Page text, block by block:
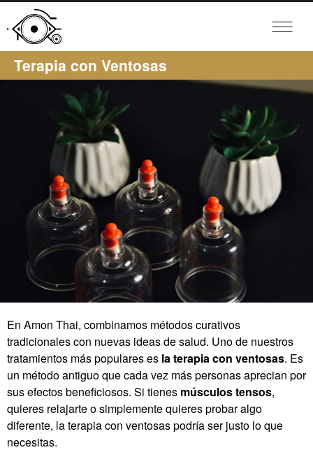
Terapia con Ventosas
En Amon Thai, combinamos métodos curativos
tradicionales con nuevas ideas de salud. Uno de nuestros
tratamientos más populares es la terapia con ventosas. Es
un método antiguo que cada vez más personas aprecian por
sus efectos beneficiosos. Si tienes músculos tensos,
quieres relajarte o simplemente quieres probar algo
diferente, la terapia con ventosas podría ser justo lo que
necesitas.